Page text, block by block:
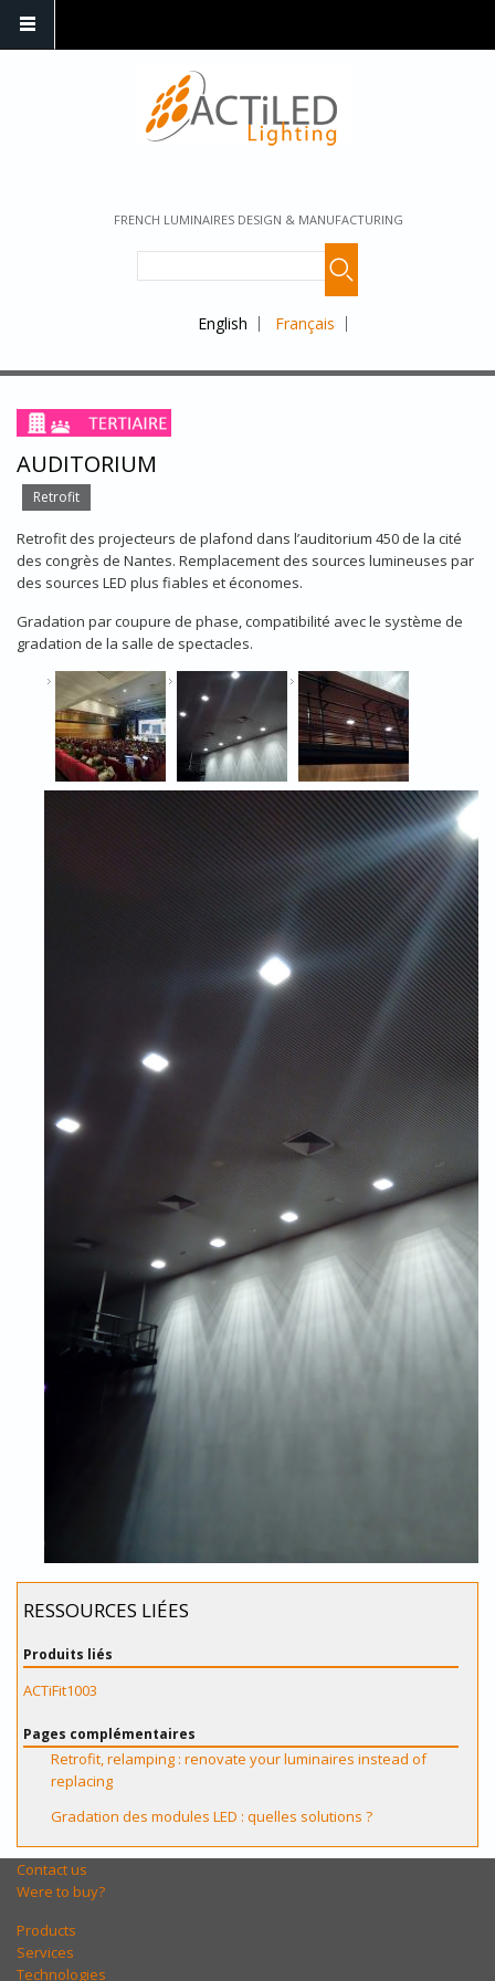
FRENCH LUMINAIRES DESIGN & MANUFACTURING
English Français
AUDITORIUM
Retrofit
Retrofit des projecteurs de plafond dans l’auditorium 450 de la cité
des congrès de Nantes. Remplacement des sources lumineuses par
des sources LED plus fiables et économes.
Gradation par coupure de phase, compatibilité avec le système de
gradation de la salle de spectacles.
RESSOURCES LIÉES
Produits liés
ACTiFit1003
Pages complémentaires
Retrofit, relamping : renovate your luminaires instead of
replacing
Gradation des modules LED : quelles solutions ?
Contact us
Were to buy?
Products
Services
Technologies